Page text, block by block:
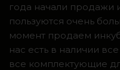
года начали продажи
пользуются очень
момент продаем
нас есть в наличии
все комплектующие